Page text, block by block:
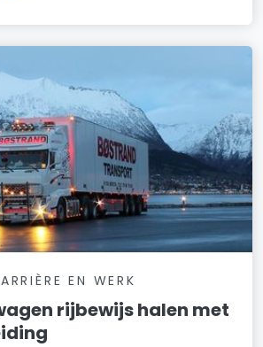
EN WERK
rijbewijs halen met